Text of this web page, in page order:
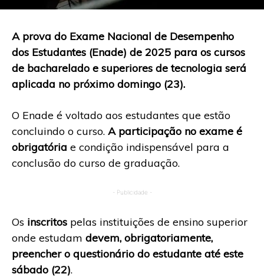
A prova do Exame Nacional de Desempenho
dos Estudantes (Enade) de 2025 para os cursos
de bacharelado e superiores de tecnologia será
aplicada no próximo domingo (23).
O Enade é voltado aos estudantes que estão
concluindo o curso. A participação no exame é
obrigatória e condição indispensável para a
conclusão do curso de graduação.
- Publicidade -
Os inscritos pelas instituições de ensino superior
onde estudam devem, obrigatoriamente,
preencher o questionário do estudante até este
sábado (22).